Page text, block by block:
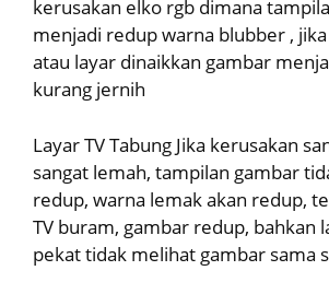
kerusakan elko rgb dimana
menjadi redup warna blubber ,
atau layar dinaikkan gambar
kurang jernih
Layar TV Tabung Jika kerusakan
sangat lemah, tampilan gambar
redup, warna lemak akan redup,
TV buram, gambar redup, bahkan
pekat tidak melihat gambar sama